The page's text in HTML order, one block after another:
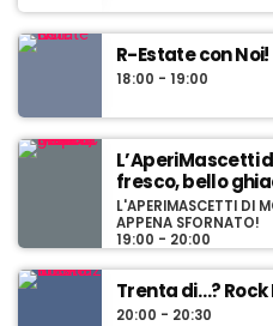
R-Estate con Noi!
18:00 - 19:00
L’AperiMascetti
fresco, bello
L'APERIMASCETTI DI
APPENA SFORNATO!
19:00 - 20:00
Trenta di…?
20:00 - 20:30